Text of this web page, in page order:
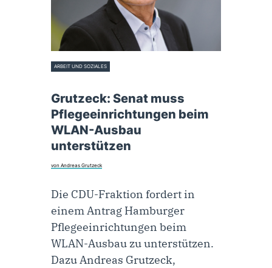
ARBEIT UND SOZIALES
Grutzeck: Senat muss
Pflegeeinrichtungen beim
WLAN-Ausbau
unterstützen
von Andreas Grutzeck
Die CDU-Fraktion fordert in
einem Antrag Hamburger
Pflegeeinrichtungen beim
WLAN-Ausbau zu unterstützen.
Dazu Andreas Grutzeck,